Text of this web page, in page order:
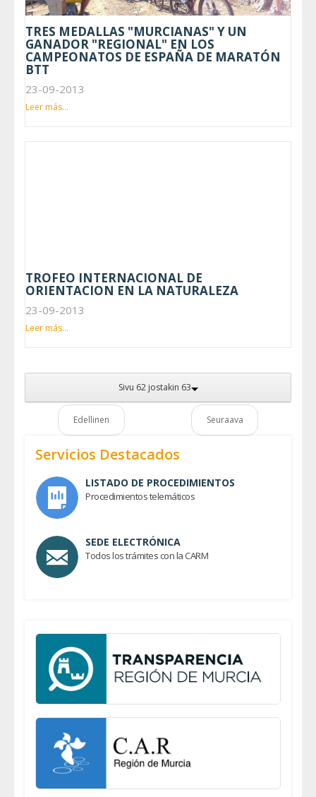
TRES MEDALLAS "MURCIANAS" Y UN
GANADOR "REGIONAL" EN LOS
CAMPEONATOS DE ESPAÑA DE MARATÓN
BTT
23-09-2013
Leer más...
TROFEO INTERNACIONAL DE
ORIENTACION EN LA NATURALEZA
23-09-2013
Leer más...
Sivu 62 jostakin 63
Edellinen Seuraava
Servicios Destacados
LISTADO DE PROCEDIMIENTOS
Procedimientos telemáticos
SEDE ELECTRÓNICA
Todos los trámites con la CARM